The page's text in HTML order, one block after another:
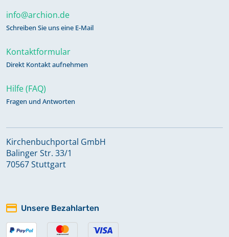
info@archion.de
Schreiben Sie uns eine E-Mail
Kontaktformular
Direkt Kontakt aufnehmen
Hilfe (FAQ)
Fragen und Antworten
Kirchenbuchportal GmbH
Balinger Str. 33/1
70567 Stuttgart
Unsere Bezahlarten